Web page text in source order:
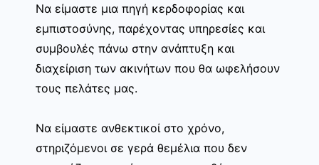
Να είμαστε μια πηγή κερδοφορίας και
εμπιστοσύνης, παρέχοντας υπηρεσίες και
συμβουλές πάνω στην ανάπτυξη και
διαχείριση των ακινήτων που θα ωφελήσουν
τους πελάτες μας.
Να είμαστε ανθεκτικοί στο χρόνο,
στηριζόμενοι σε γερά θεμέλια που δεν